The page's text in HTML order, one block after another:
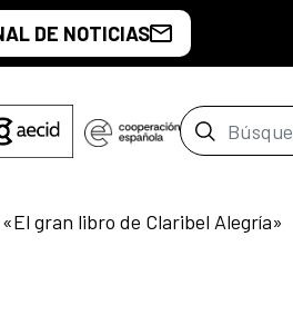
DE NOTICIAS
Barra de
«El gran libro de Claribel Alegría»